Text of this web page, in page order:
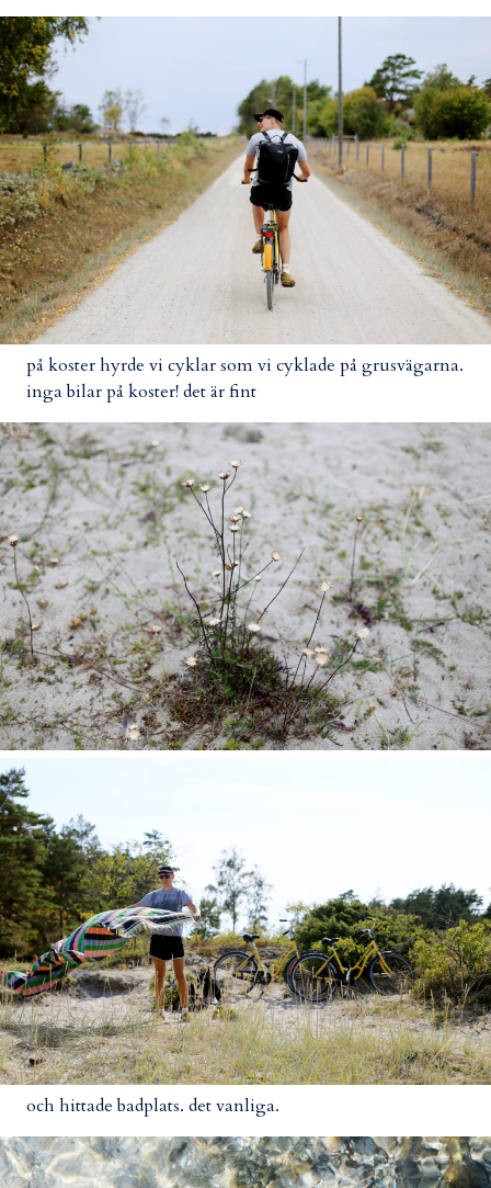
på koster hyrde vi cyklar som vi cyklade på grusvägarna.
inga bilar på koster! det är fint
och hittade badplats. det vanliga.